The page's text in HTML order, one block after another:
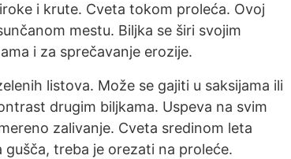
i krute. Cveta tokom proleća. Ovoj
mestu. Biljka se širi svojim
i za sprečavanje erozije.
listova. Može se gajiti u saksijama ili
drugim biljkama. Uspeva na svim
zalivanje. Cveta sredinom leta
treba je orezati na proleće.